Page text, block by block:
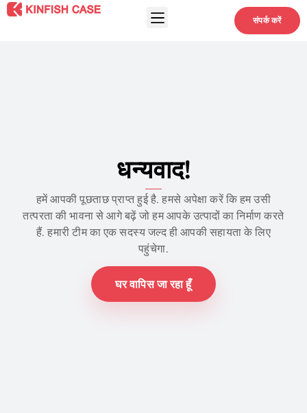
संपर्क करें
धन्यवाद!
हमें आपकी पूछताछ प्राप्त हुई है. हमसे अपेक्षा करें कि हम उसी
तत्परता की भावना से आगे बढ़ें जो हम आपके उत्पादों का निर्माण करते
हैं. हमारी टीम का एक सदस्य जल्द ही आपकी सहायता के लिए
पहुंचेगा.
घर वापिस जा रहा हूँ